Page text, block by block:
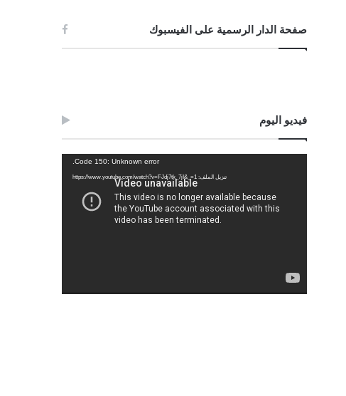
صفحة الدار الرسمية على الفيسبوك
فيديو اليوم
Code 150: Unknown error.
تنزيل الملف: https://www.youtube.com/watch?v=FJdj7tk_7jI&_=1